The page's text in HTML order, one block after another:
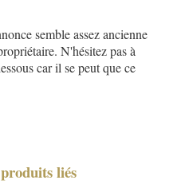
semble assez ancienne
N'hésitez pas à
car il se peut que ce
liés